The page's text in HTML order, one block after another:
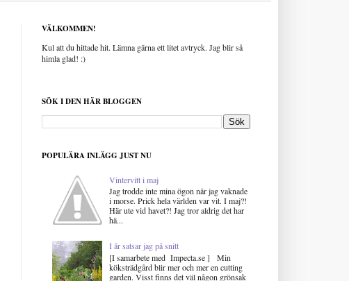
VÄLKOMMEN!
Kul att du hittade hit. Lämna gärna ett litet avtryck. Jag blir så
himla glad! :)
SÖK I DEN HÄR BLOGGEN
POPULÄRA INLÄGG JUST NU
Vintervitt i maj
Jag trodde inte mina ögon när jag vaknade
i morse. Prick hela världen var vit. I maj?!
Här ute vid havet?! Jag tror aldrig det har
hä...
I år satsar jag på snitt
[I samarbete med Impecta.se ] Min
köksträdgård blir mer och mer en cutting
garden. Visst finns det väl någon grönsak